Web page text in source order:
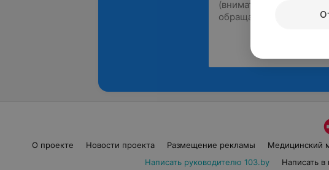
О проекте Новости проекта Размещение рекламы Медицинский
Написать руководителю 103.by
Написать